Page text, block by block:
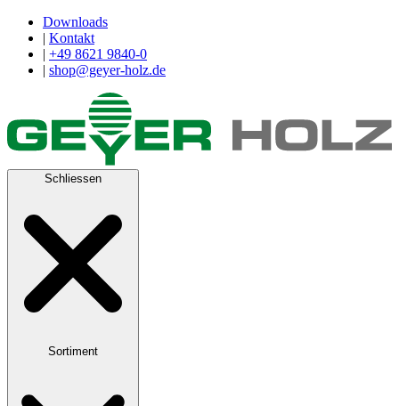
Downloads
| Kontakt
| +49 8621 9840-0
| shop@geyer-holz.de
Schliessen
Sortiment